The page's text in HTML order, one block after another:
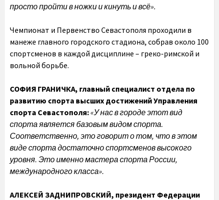
просто пройти в ножки и кинуть и всё».
Чемпионат и Первенство Севастополя проходили в
манеже главного городского стадиона, собрав около 100
спортсменов в каждой дисциплине – греко-римской и
вольной борьбе.
СОФИЯ ГРАНИЧКА, главный специалист отдела по
развитию спорта высших достижений Управления
спорта Севастополя:«У нас в городе этот вид
спорта является базовым видом спорта.
Соответственно, это говорит о том, что в этом
виде спорта достаточно спортсменов высокого
уровня. Это именно мастера спорта России,
международного класса».
АЛЕКСЕЙ ЗАДНИПРОВСКИЙ, президент Федерации